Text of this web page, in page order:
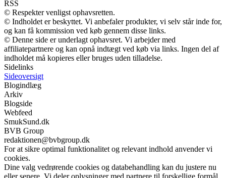
RSS
© Respekter venligst ophavsretten.
© Indholdet er beskyttet. Vi anbefaler produkter, vi selv står inde for,
og kan få kommission ved køb gennem disse links.
© Denne side er underlagt ophavsret. Vi arbejder med
affiliatepartnere og kan opnå indtægt ved køb via links. Ingen del af
indholdet må kopieres eller bruges uden tilladelse.
Sidelinks
Sideoversigt
Blogindlæg
Arkiv
Blogside
Webfeed
SmukSund.dk
BVB Group
redaktionen@bvbgroup.dk
For at sikre optimal funktionalitet og relevant indhold anvender vi
cookies.
Dine valg vedrørende cookies og databehandling kan du justere nu